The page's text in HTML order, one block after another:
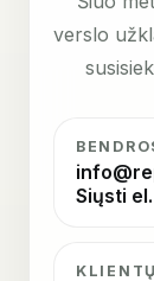
verslo
Siųsti